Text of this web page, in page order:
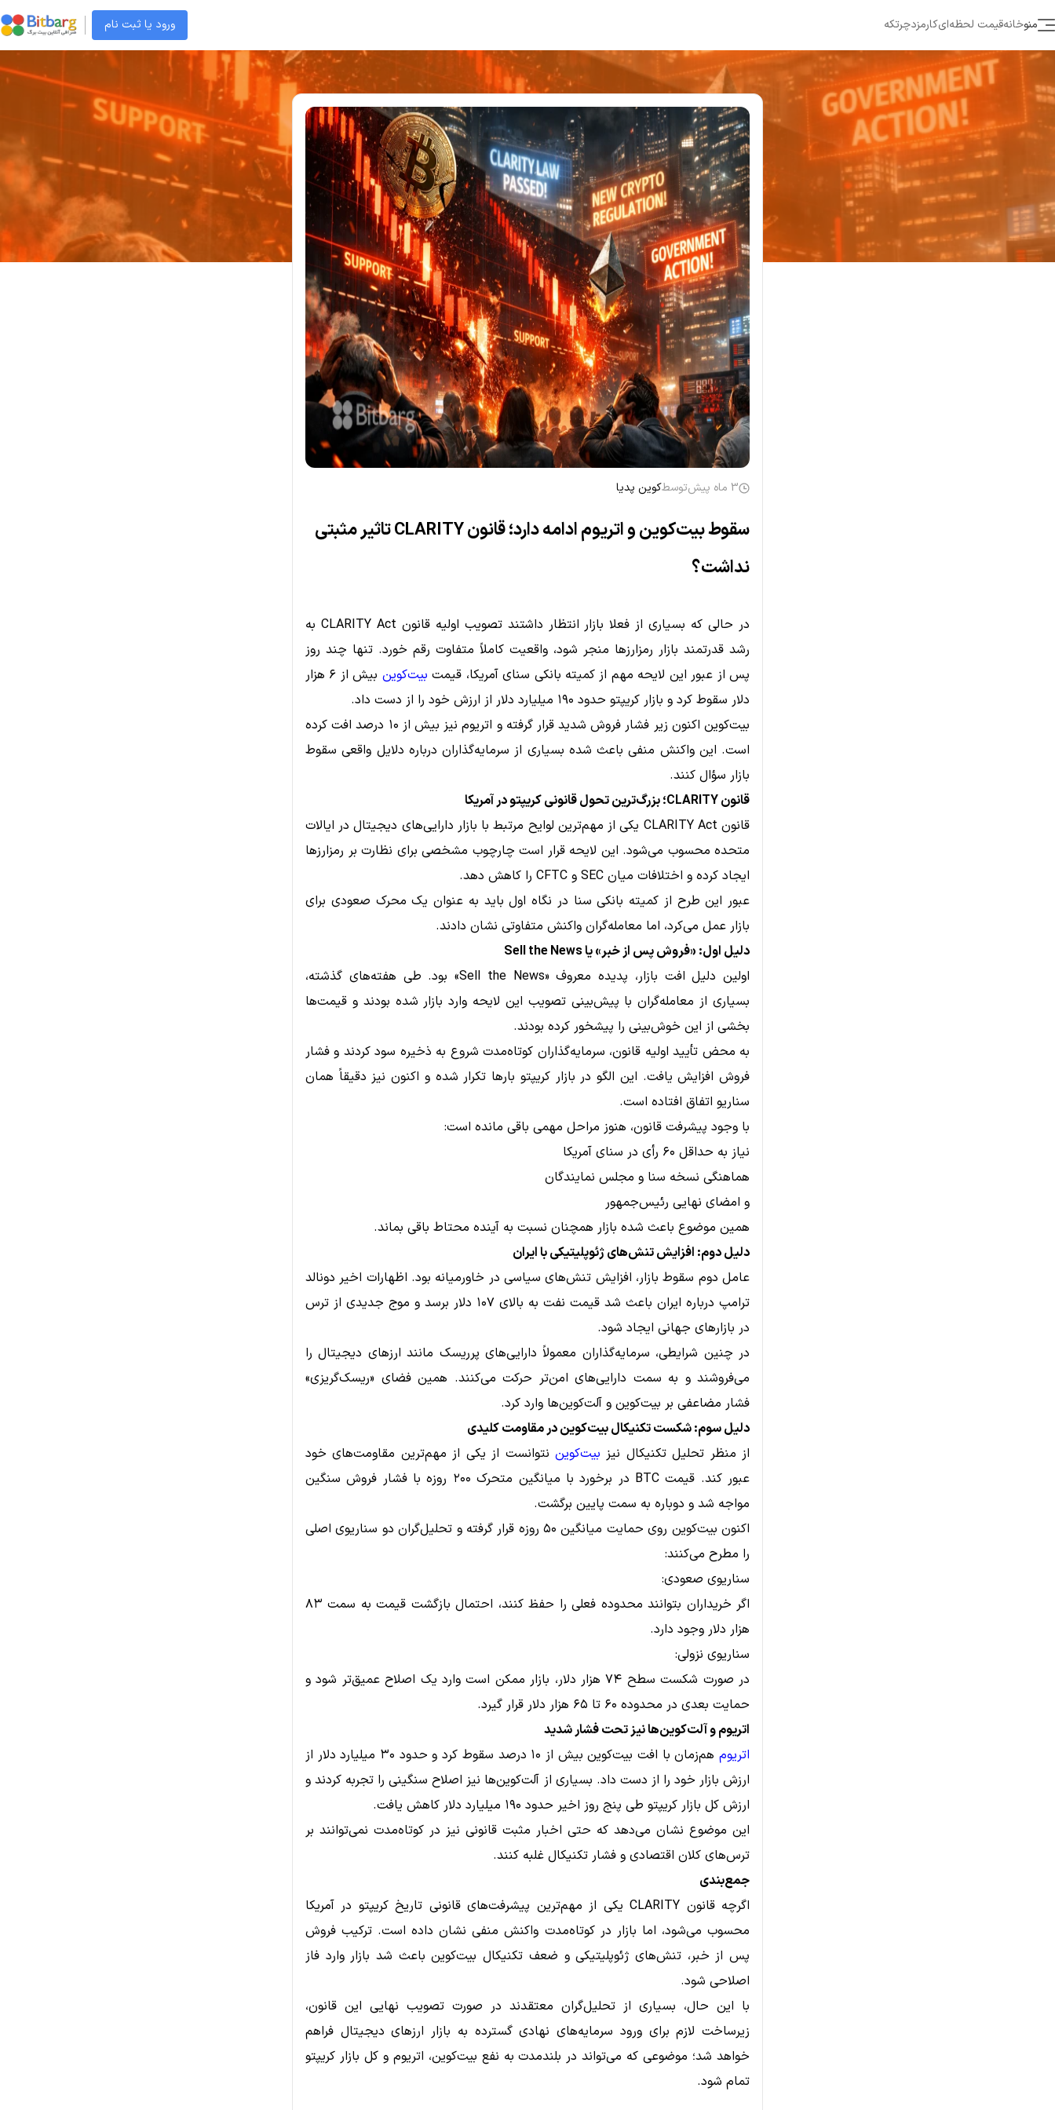
ورود یا ثبت نام چرتکهکارمزدقیمت لحظه‌ایخانهمنو
3 ماه پیش توسطکوین پدیا
سقوط بیت‌کوین و اتریوم ادامه دارد؛ قانون CLARITY تاثیر مثبتی
نداشت؟
در حالی که بسیاری از فعلا بازار انتظار داشتند تصویب اولیه قانون CLARITY Act به
رشد قدرتمند بازار رمزارزها منجر شود، واقعیت کاملاً متفاوت رقم خورد. تنها چند روز
پس از عبور این لایحه مهم از کمیته بانکی سنای آمریکا، قیمت بیت‌کوین
بیش از ۶ هزار
دلار سقوط کرد و بازار کریپتو حدود ۱۹۰ میلیارد دلار از ارزش خود را از دست داد.
بیت‌کوین اکنون زیر فشار فروش شدید قرار گرفته و اتریوم نیز بیش از ۱۰ درصد افت کرده
است. این واکنش منفی باعث شده بسیاری از سرمایه‌گذاران درباره دلایل واقعی سقوط
بازار سؤال کنند.
قانون CLARITY؛ بزرگ‌ترین تحول قانونی کریپتو در آمریکا
قانون CLARITY Act یکی از مهم‌ترین لوایح مرتبط با بازار دارایی‌های دیجیتال در ایالات
متحده محسوب می‌شود. این لایحه قرار است چارچوب مشخصی برای نظارت بر رمزارزها
ایجاد کرده و اختلافات میان SEC و CFTC را کاهش دهد.
عبور این طرح از کمیته بانکی سنا در نگاه اول باید به عنوان یک محرک صعودی برای
بازار عمل می‌کرد، اما معامله‌گران واکنش متفاوتی نشان دادند.
دلیل اول: «فروش پس از خبر» یا Sell the News
اولین دلیل افت بازار، پدیده معروف «Sell the News» بود. طی هفته‌های گذشته،
بسیاری از معامله‌گران با پیش‌بینی تصویب این لایحه وارد بازار شده بودند و قیمت‌ها
بخشی از این خوش‌بینی را پیشخور کرده بودند.
به محض تأیید اولیه قانون، سرمایه‌گذاران کوتاه‌مدت شروع به ذخیره سود کردند و فشار
فروش افزایش یافت. این الگو در بازار کریپتو بارها تکرار شده و اکنون نیز دقیقاً همان
سناریو اتفاق افتاده است.
با وجود پیشرفت قانون، هنوز مراحل مهمی باقی مانده است:
نیاز به حداقل ۶۰ رأی در سنای آمریکا
هماهنگی نسخه سنا و مجلس نمایندگان
و امضای نهایی رئیس‌جمهور
همین موضوع باعث شده بازار همچنان نسبت به آینده محتاط باقی بماند.
دلیل دوم: افزایش تنش‌های ژئوپلیتیکی با ایران
عامل دوم سقوط بازار، افزایش تنش‌های سیاسی در خاورمیانه بود. اظهارات اخیر دونالد
ترامپ درباره ایران باعث شد قیمت نفت به بالای ۱۰۷ دلار برسد و موج جدیدی از ترس
در بازارهای جهانی ایجاد شود.
در چنین شرایطی، سرمایه‌گذاران معمولاً دارایی‌های پرریسک مانند ارزهای دیجیتال را
می‌فروشند و به سمت دارایی‌های امن‌تر حرکت می‌کنند. همین فضای «ریسک‌گریزی»
فشار مضاعفی بر بیت‌کوین و آلت‌کوین‌ها وارد کرد.
دلیل سوم: شکست تکنیکال بیت‌کوین در مقاومت کلیدی
از منظر تحلیل تکنیکال نیز بیت‌کوین نتوانست از یکی از مهم‌ترین مقاومت‌های خود
عبور کند. قیمت BTC در برخورد با میانگین متحرک ۲۰۰ روزه با فشار فروش سنگین
مواجه شد و دوباره به سمت پایین برگشت.
اکنون بیت‌کوین روی حمایت میانگین ۵۰ روزه قرار گرفته و تحلیل‌گران دو سناریوی اصلی
را مطرح می‌کنند:
سناریوی صعودی:
اگر خریداران بتوانند محدوده فعلی را حفظ کنند، احتمال بازگشت قیمت به سمت ۸۳
هزار دلار وجود دارد.
سناریوی نزولی:
در صورت شکست سطح ۷۴ هزار دلار، بازار ممکن است وارد یک اصلاح عمیق‌تر شود و
حمایت بعدی در محدوده ۶۰ تا ۶۵ هزار دلار قرار گیرد.
اتریوم و آلت‌کوین‌ها نیز تحت فشار شدید
اتریوم
هم‌زمان با افت بیت‌کوین بیش از ۱۰ درصد سقوط کرد و حدود ۳۰ میلیارد دلار از
ارزش بازار خود را از دست داد. بسیاری از آلت‌کوین‌ها نیز اصلاح سنگینی را تجربه کردند و
ارزش کل بازار کریپتو طی پنج روز اخیر حدود ۱۹۰ میلیارد دلار کاهش یافت.
این موضوع نشان می‌دهد که حتی اخبار مثبت قانونی نیز در کوتاه‌مدت نمی‌توانند بر
ترس‌های کلان اقتصادی و فشار تکنیکال غلبه کنند.
جمع‌بندی
اگرچه قانون CLARITY یکی از مهم‌ترین پیشرفت‌های قانونی تاریخ کریپتو در آمریکا
محسوب می‌شود، اما بازار در کوتاه‌مدت واکنش منفی نشان داده است. ترکیب فروش
پس از خبر، تنش‌های ژئوپلیتیکی و ضعف تکنیکال بیت‌کوین باعث شد بازار وارد فاز
اصلاحی شود.
با این حال، بسیاری از تحلیل‌گران معتقدند در صورت تصویب نهایی این قانون،
زیرساخت لازم برای ورود سرمایه‌های نهادی گسترده به بازار ارزهای دیجیتال فراهم
خواهد شد؛ موضوعی که می‌تواند در بلندمدت به نفع بیت‌کوین، اتریوم و کل بازار کریپتو
تمام شود.